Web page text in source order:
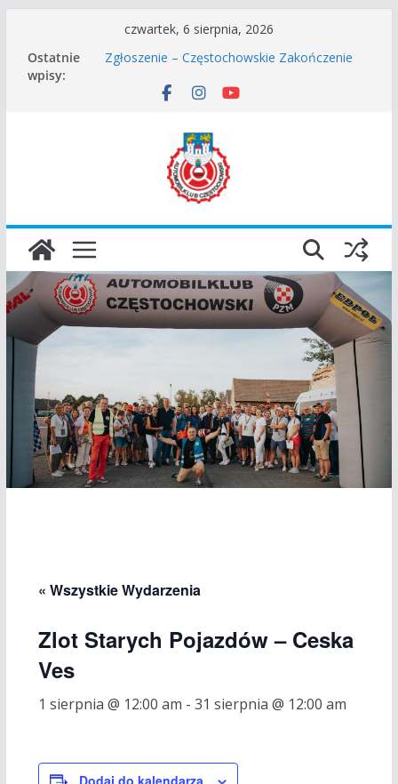
treści
czwartek, 6 sierpnia, 2026
Ostatnie
wpisy:
Zgłoszenie – Częstochowskie Zakończenie
45 Rajd Częstochowski zostaje odwołany.
I Gliwicki Classic Sprint o Puchar Prezydenta
Miasta Gliwice
Częstochowskie Rozpoczęcie Sezonu 2026
« Wszystkie Wydarzenia
Zlot Starych Pojazdów – Ceska
Ves
1 sierpnia @ 12:00 am - 31 sierpnia @ 12:00 am